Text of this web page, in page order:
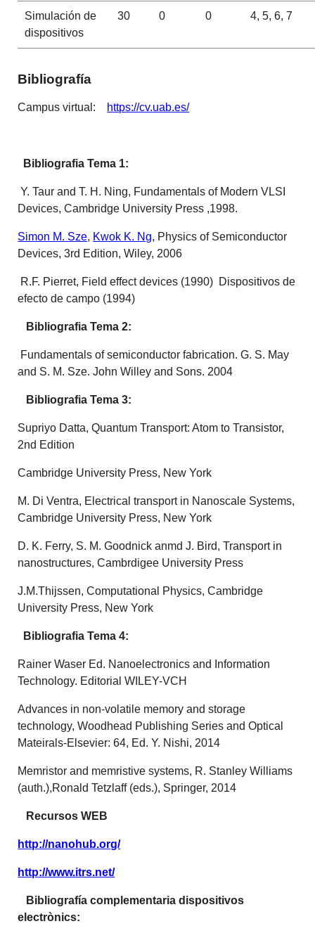
Simulación de
dispositivos
30 0 0 4, 5, 6, 7
Bibliografía
Campus virtual: https://cv.uab.es/
Bibliografia Tema 1:
Y. Taur and T. H. Ning, Fundamentals of Modern VLSI
Devices, Cambridge University Press ,1998.
Simon M. Sze, Kwok K. Ng, Physics of Semiconductor
Devices, 3rd Edition, Wiley, 2006
R.F. Pierret, Field effect devices (1990) Dispositivos de
efecto de campo (1994)
Bibliografia Tema 2:
Fundamentals of semiconductor fabrication. G. S. May
and S. M. Sze. John Willey and Sons. 2004
Bibliografia Tema 3:
Supriyo Datta, Quantum Transport: Atom to Transistor,
2nd Edition
Cambridge University Press, New York
M. Di Ventra, Electrical transport in Nanoscale Systems,
Cambridge University Press, New York
D. K. Ferry, S. M. Goodnick anmd J. Bird, Transport in
nanostructures, Cambrdigee University Press
J.M.Thijssen, Computational Physics, Cambridge
University Press, New York
Bibliografia Tema 4:
Rainer Waser Ed. Nanoelectronics and Information
Technology. Editorial WILEY-VCH
Advances in non-volatile memory and storage
technology, Woodhead Publishing Series and Optical
Mateirals-Elsevier: 64, Ed. Y. Nishi, 2014
Memristor and memristive systems, R. Stanley Williams
(auth.),Ronald Tetzlaff (eds.), Springer, 2014
Recursos WEB
http://nanohub.org/
http://www.itrs.net/
Bibliografía complementaria dispositivos
electrònics: